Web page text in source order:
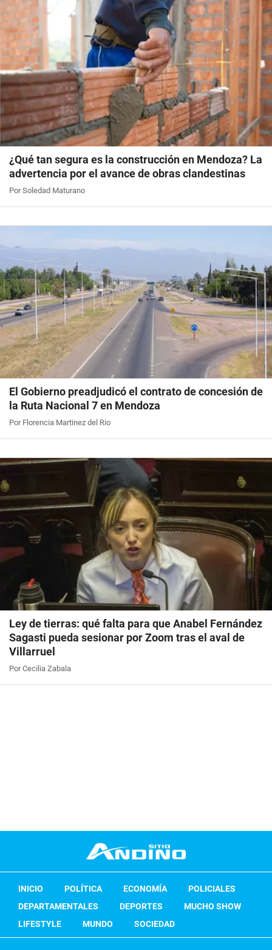
¿Qué tan segura es la construcción en Mendoza? La
advertencia por el avance de obras clandestinas
Por Soledad Maturano
El Gobierno preadjudicó el contrato de concesión de
la Ruta Nacional 7 en Mendoza
Por Florencia Martinez del Rio
Ley de tierras: qué falta para que Anabel Fernández
Sagasti pueda sesionar por Zoom tras el aval de
Villarruel
Por Cecilia Zabala
INICIO POLÍTICA ECONOMÍA
POLICIALES
DEPARTAMENTALES
DEPORTES
MUCHO SHOW
LIFESTYLE
MUNDO SOCIEDAD